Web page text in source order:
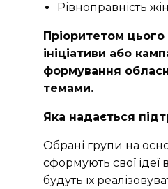
Рівноправність
Пріоритетом цього
ініціативи або
формування
темами.
Яка надається
Обрані групи на
сформують свої ідеї
будуть їх